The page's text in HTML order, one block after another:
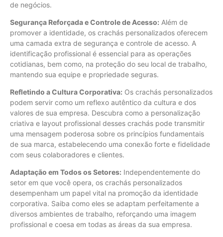
de negócios.
Segurança Reforçada e Controle de Acesso: Além de
promover a identidade, os crachás personalizados oferecem
uma camada extra de segurança e controle de acesso. A
identificação profissional é essencial para as operações
cotidianas, bem como, na proteção do seu local de trabalho,
mantendo sua equipe e propriedade seguras.
Refletindo a Cultura Corporativa: Os crachás personalizados
podem servir como um reflexo autêntico da cultura e dos
valores de sua empresa. Descubra como a personalização
criativa e layout profissional desses crachás pode transmitir
uma mensagem poderosa sobre os princípios fundamentais
de sua marca, estabelecendo uma conexão forte e fidelidade
com seus colaboradores e clientes.
Adaptação em Todos os Setores: Independentemente do
setor em que você opera, os crachás personalizados
desempenham um papel vital na promoção da identidade
corporativa. Saiba como eles se adaptam perfeitamente a
diversos ambientes de trabalho, reforçando uma imagem
profissional e coesa em todas as áreas da sua empresa.